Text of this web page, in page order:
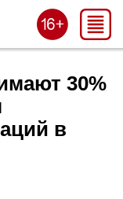
30%
в